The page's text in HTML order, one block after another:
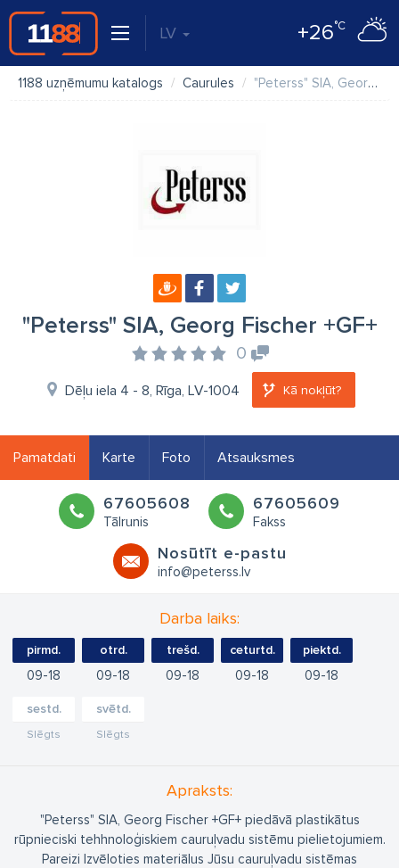
LV +26°C
1188 uzņēmumu katalogs Caurules "Peterss" SIA, Georg Fischer +GF+
"Peterss" SIA, Georg Fischer +GF+
0
Dēļu iela 4 - 8, Rīga, LV-1004 Kā nokļūt?
Pamatdati Karte Foto Atsauksmes
67605608
Tālrunis
67605609
Fakss
Nosūtīt e-pastu
info@peterss.lv
Darba laiks:
pirmd.
09 18
otrd.
09 18
trešd.
09 18
ceturtd.
09 18
piektd.
09 18
sestd.
Slēgts
svētd.
Slēgts
Apraksts:
"Peterss" SIA, Georg Fischer +GF+ piedāvā plastikātus
rūpnieciski tehhnoloģiskiem cauruļvadu sistēmu pielietojumiem.
Pareizi Izvēloties materiālus Jūsu cauruļvadu sistēmas